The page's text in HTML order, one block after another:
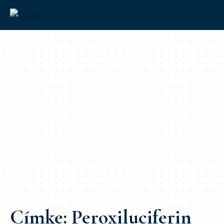
Címke:Peroxiluciferin